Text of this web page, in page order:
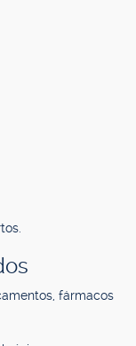
fármacos